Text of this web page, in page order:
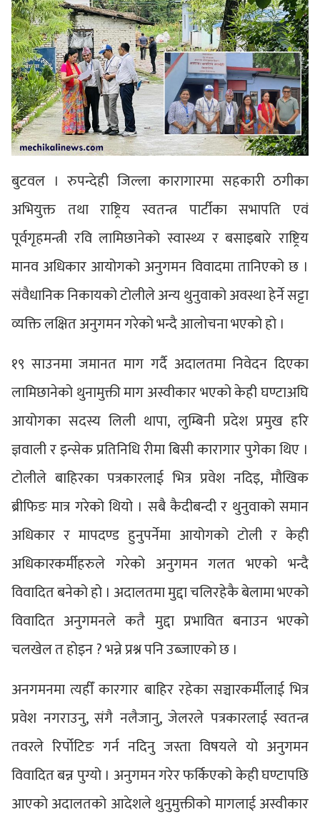
बुटवल । रुपन्देही जिल्ला कारागारमा सहकारी ठगीका
अभियुक्त तथा राष्ट्रिय स्वतन्त्र पार्टीका सभापति एवं
पूर्वगृहमन्त्री रवि लामिछानेको स्वास्थ्य र बसाइबारे राष्ट्रिय
मानव अधिकार आयोगको अनुगमन विवादमा तानिएको छ ।
संवैधानिक निकायको टोलीले अन्य थुनुवाको अवस्था हेर्ने सट्टा
व्यक्ति लक्षित अनुगमन गरेको भन्दै आलोचना भएको हो ।
१९ साउनमा जमानत माग गर्दै अदालतमा निवेदन दिएका
लामिछानेको थुनामुक्ती माग अस्वीकार भएको केही घण्टाअघि
आयोगका सदस्य लिली थापा, लुम्बिनी प्रदेश प्रमुख हरि
ज्ञवाली र इन्सेक प्रतिनिधि रीमा बिसी कारागार पुगेका थिए ।
टोलीले बाहिरका पत्रकारलाई भित्र प्रवेश नदिइ, मौखिक
ब्रीफिङ मात्र गरेको थियो । सबै कैदीबन्दी र थुनुवाको समान
अधिकार र मापदण्ड हुनुपर्नेमा आयोगको टोली र केही
अधिकारकर्मीहरुले गरेको अनुगमन गलत भएको भन्दै
विवादित बनेको हो । अदालतमा मुद्दा चलिरहेकै बेलामा भएको
विवादित अनुगमनले कतै मुद्दा प्रभावित बनाउन भएको
चलखेल त होइन ? भन्ने प्रश्न पनि उब्जाएको छ ।
अनगमनमा त्यहीँ कारगार बाहिर रहेका सञ्चारकर्मीलाई भित्र
प्रवेश नगराउनु, संगै नलैजानु, जेलरले पत्रकारलाई स्वतन्त्र
तवरले रिर्पोटिङ गर्न नदिनु जस्ता विषयले यो अनुगमन
विवादित बन्न पुग्यो । अनुगमन गरेर फर्किएको केही घण्टापछि
आएको अदालतको आदेशले थुनुमुक्तीको मागलाई अस्वीकार